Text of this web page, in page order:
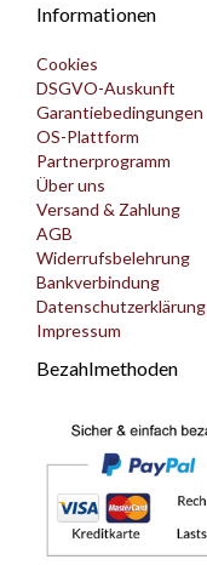
Informationen
Cookies
DSGVO-Auskunft
Garantiebedingungen
OS-Plattform
Partnerprogramm
Über uns
Versand & Zahlung
AGB
Widerrufsbelehrung
Bankverbindung
Datenschutzerklärung
Impressum
Bezahlmethoden